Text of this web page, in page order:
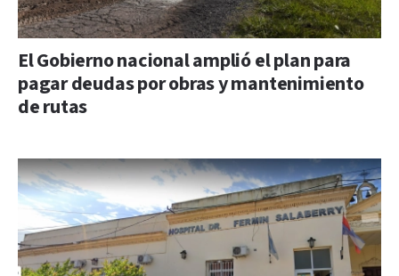
El Gobierno nacional amplió el plan para
pagar deudas por obras y mantenimiento
de rutas